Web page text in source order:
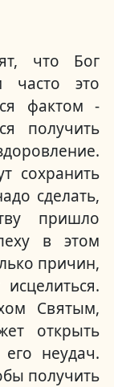
что Бог
часто это
фактом -
получить
сохранить
сделать,
пришло
в этом
причин,
Святым,
открыть
неудач.
получить